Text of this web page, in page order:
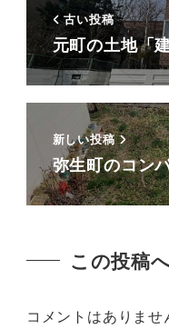
古い投稿
元町の土地「
新しい投稿
弥生町のコン
この投稿
コメントはありませ